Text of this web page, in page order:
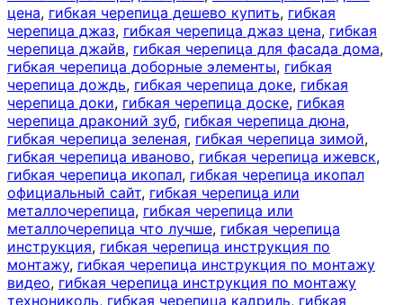
цена, гибкая черепица дешево купить, гибкая
черепица джаз, гибкая черепица джаз цена, гибкая
черепица джайв, гибкая черепица для фасада дома,
гибкая черепица доборные элементы, гибкая
черепица дождь, гибкая черепица доке, гибкая
черепица доки, гибкая черепица доске, гибкая
черепица драконий зуб, гибкая черепица дюна,
гибкая черепица зеленая, гибкая черепица зимой,
гибкая черепица иваново, гибкая черепица ижевск,
гибкая черепица икопал, гибкая черепица икопал
официальный сайт, гибкая черепица или
металлочерепица, гибкая черепица или
металлочерепица что лучше, гибкая черепица
инструкция, гибкая черепица инструкция по
монтажу, гибкая черепица инструкция по монтажу
видео, гибкая черепица инструкция по монтажу
технониколь, гибкая черепица кадриль, гибкая